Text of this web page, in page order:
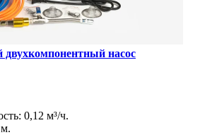
насос
0,12 м³/ч.